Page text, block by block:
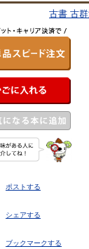
古書 古
ポストする
シェアする
ブックマークする